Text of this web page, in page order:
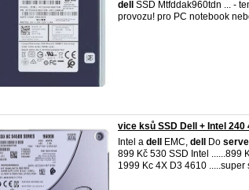
dell
SSD Mtfddak960tdn ... -
provozu! pro PC notebook
vice ksů SSD Dell + Intel 240
Intel a dell EMC, dell Do
899 Kč 530 SSD Intel ......899
1999 Kc 4X D3 4610